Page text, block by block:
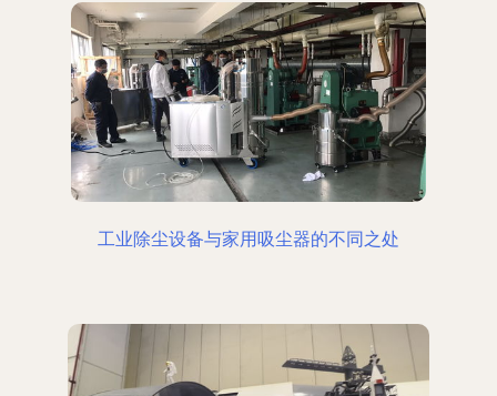
工业除尘设备与家用吸尘器的不同之处